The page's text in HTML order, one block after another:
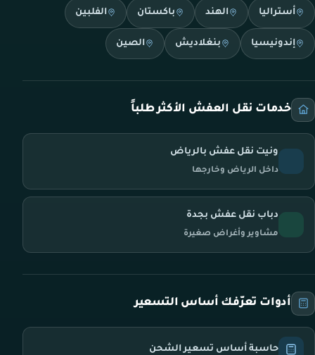
أستراليا الهند باكستان الفلبين
إندونيسيا بنغلاديش الصين
خدمات نقل العفش الأكثر طلباً
ونيت نقل عفش بالرياض
داخل الرياض وخارجها
دباب نقل عفش بجدة
مشاوير وأغراض صغيرة
أدوات تعرّفك أساس التسعير
حاسبة أساس تسعير الشحن